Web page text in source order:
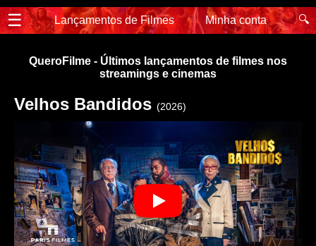
☰ Lançamentos de Filmes Minha conta 🔍
QueroFilme - Últimos lançamentos de filmes nos
streamings e cinemas
Velhos Bandidos (2026)